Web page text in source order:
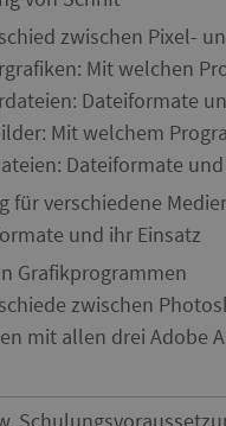
zwischen Pixel-
Mit welchen
Dateiformate
Mit welchem
Dateiformate
für verschiedene
und ihr Einsatz
Grafikprogrammen
zwischen
mit allen drei Adobe